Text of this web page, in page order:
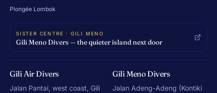
Plongée Lombok
SISTER CENTRE · GILI MENO
Gili Meno Divers — the quieter island next door
Gili Air Divers
Jalan Pantai, west coast, Gili
Gili Meno Divers
Jalan Adeng-Adeng (Kontiki